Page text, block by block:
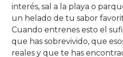
interés, sal a la playa o
un helado de tu sabor
Cuando entrenes esto el
que has sobrevivido, que
reales y que te has